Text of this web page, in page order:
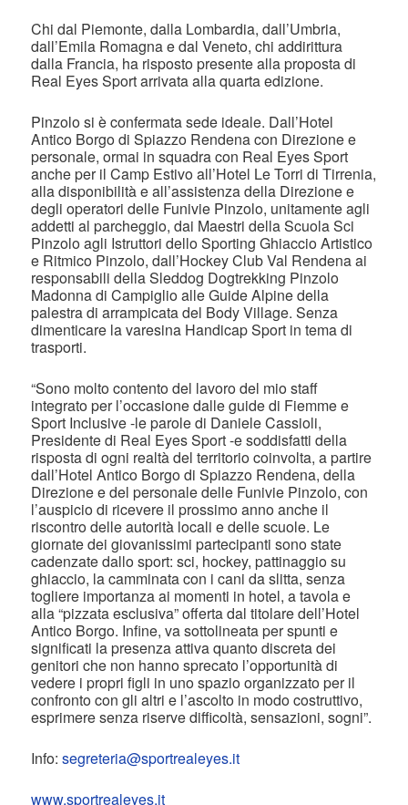
Chi dal Piemonte, dalla Lombardia, dall’Umbria,
dall’Emila Romagna e dal Veneto, chi addirittura
dalla Francia, ha risposto presente alla proposta di
Real Eyes Sport arrivata alla quarta edizione.
Pinzolo si è confermata sede ideale. Dall’Hotel
Antico Borgo di Spiazzo Rendena con Direzione e
personale, ormai in squadra con Real Eyes Sport
anche per il Camp Estivo all’Hotel Le Torri di Tirrenia,
alla disponibilità e all’assistenza della Direzione e
degli operatori delle Funivie Pinzolo, unitamente agli
addetti al parcheggio, dai Maestri della Scuola Sci
Pinzolo agli Istruttori dello Sporting Ghiaccio Artistico
e Ritmico Pinzolo, dall’Hockey Club Val Rendena ai
responsabili della Sleddog Dogtrekking Pinzolo
Madonna di Campiglio alle Guide Alpine della
palestra di arrampicata del Body Village. Senza
dimenticare la varesina Handicap Sport in tema di
trasporti.
“Sono molto contento del lavoro del mio staff
integrato per l’occasione dalle guide di Fiemme e
Sport Inclusive -le parole di Daniele Cassioli,
Presidente di Real Eyes Sport -e soddisfatti della
risposta di ogni realtà del territorio coinvolta, a partire
dall’Hotel Antico Borgo di Spiazzo Rendena, della
Direzione e del personale delle Funivie Pinzolo, con
l’auspicio di ricevere il prossimo anno anche il
riscontro delle autorità locali e delle scuole. Le
giornate dei giovanissimi partecipanti sono state
cadenzate dallo sport: sci, hockey, pattinaggio su
ghiaccio, la camminata con i cani da slitta, senza
togliere importanza ai momenti in hotel, a tavola e
alla “pizzata esclusiva” offerta dal titolare dell’Hotel
Antico Borgo. Infine, va sottolineata per spunti e
significati la presenza attiva quanto discreta dei
genitori che non hanno sprecato l’opportunità di
vedere i propri figli in uno spazio organizzato per il
confronto con gli altri e l’ascolto in modo costruttivo,
esprimere senza riserve difficoltà, sensazioni, sogni”.
Info:segreteria@sportrealeyes.it
www.sportrealeyes.it